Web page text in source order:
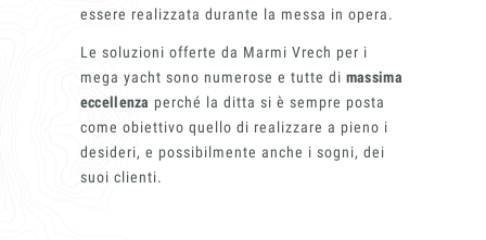
essere realizzata durante la messa in opera.
Le soluzioni offerte da Marmi Vrech per i
mega yacht sono numerose e tutte di massima
eccellenza perché la ditta si è sempre posta
come obiettivo quello di realizzare a pieno i
desideri, e possibilmente anche i sogni, dei
suoi clienti.